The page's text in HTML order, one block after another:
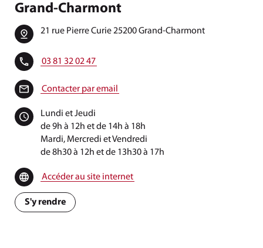
Grand-Charmont
21 rue Pierre Curie 25200 Grand-Charmont
03 81 32 02 47
Contacter par email
Lundi et Jeudi
de 9h à 12h et de 14h à 18h
Mardi, Mercredi et Vendredi
de 8h30 à 12h et de 13h30 à 17h
Accéder au site internet
S'y rendre